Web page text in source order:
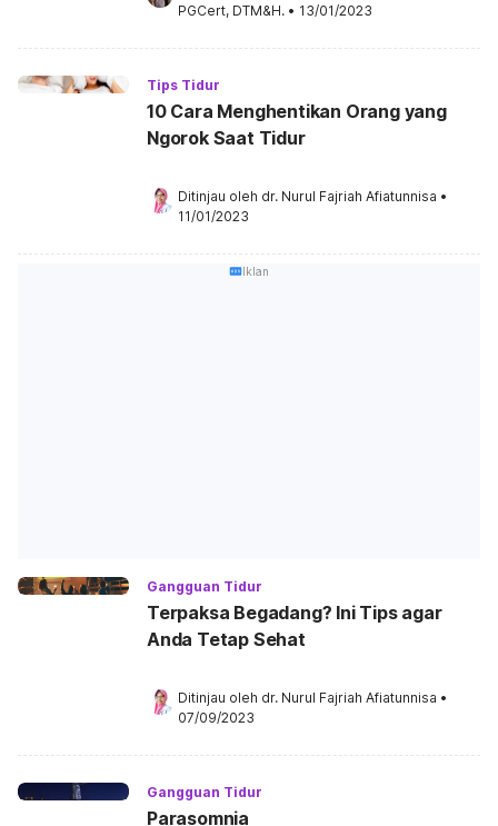
PGCert, DTM&H. • 13/01/2023
Tips Tidur
10 Cara Menghentikan Orang yang
Ngorok Saat Tidur
Ditinjau oleh dr. Nurul Fajriah Afiatunnisa •
11/01/2023
Iklan
Gangguan Tidur
Terpaksa Begadang? Ini Tips agar
Anda Tetap Sehat
Ditinjau oleh dr. Nurul Fajriah Afiatunnisa •
07/09/2023
Gangguan Tidur
Parasomnia